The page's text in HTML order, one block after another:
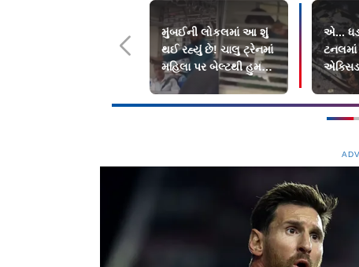
મુંબઈની લોકલમાં આ શું
થઈ રહ્યું છે! ચાલુ ટ્રેનમાં
મહિલા પર બેલ્ટથી હુમલો
અને...
એ...
ટનલમાં
ગયો